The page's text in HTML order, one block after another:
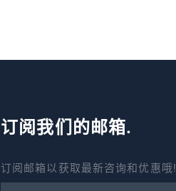
订阅我们的邮箱.
订阅邮箱以获取最新咨询和优惠哦!